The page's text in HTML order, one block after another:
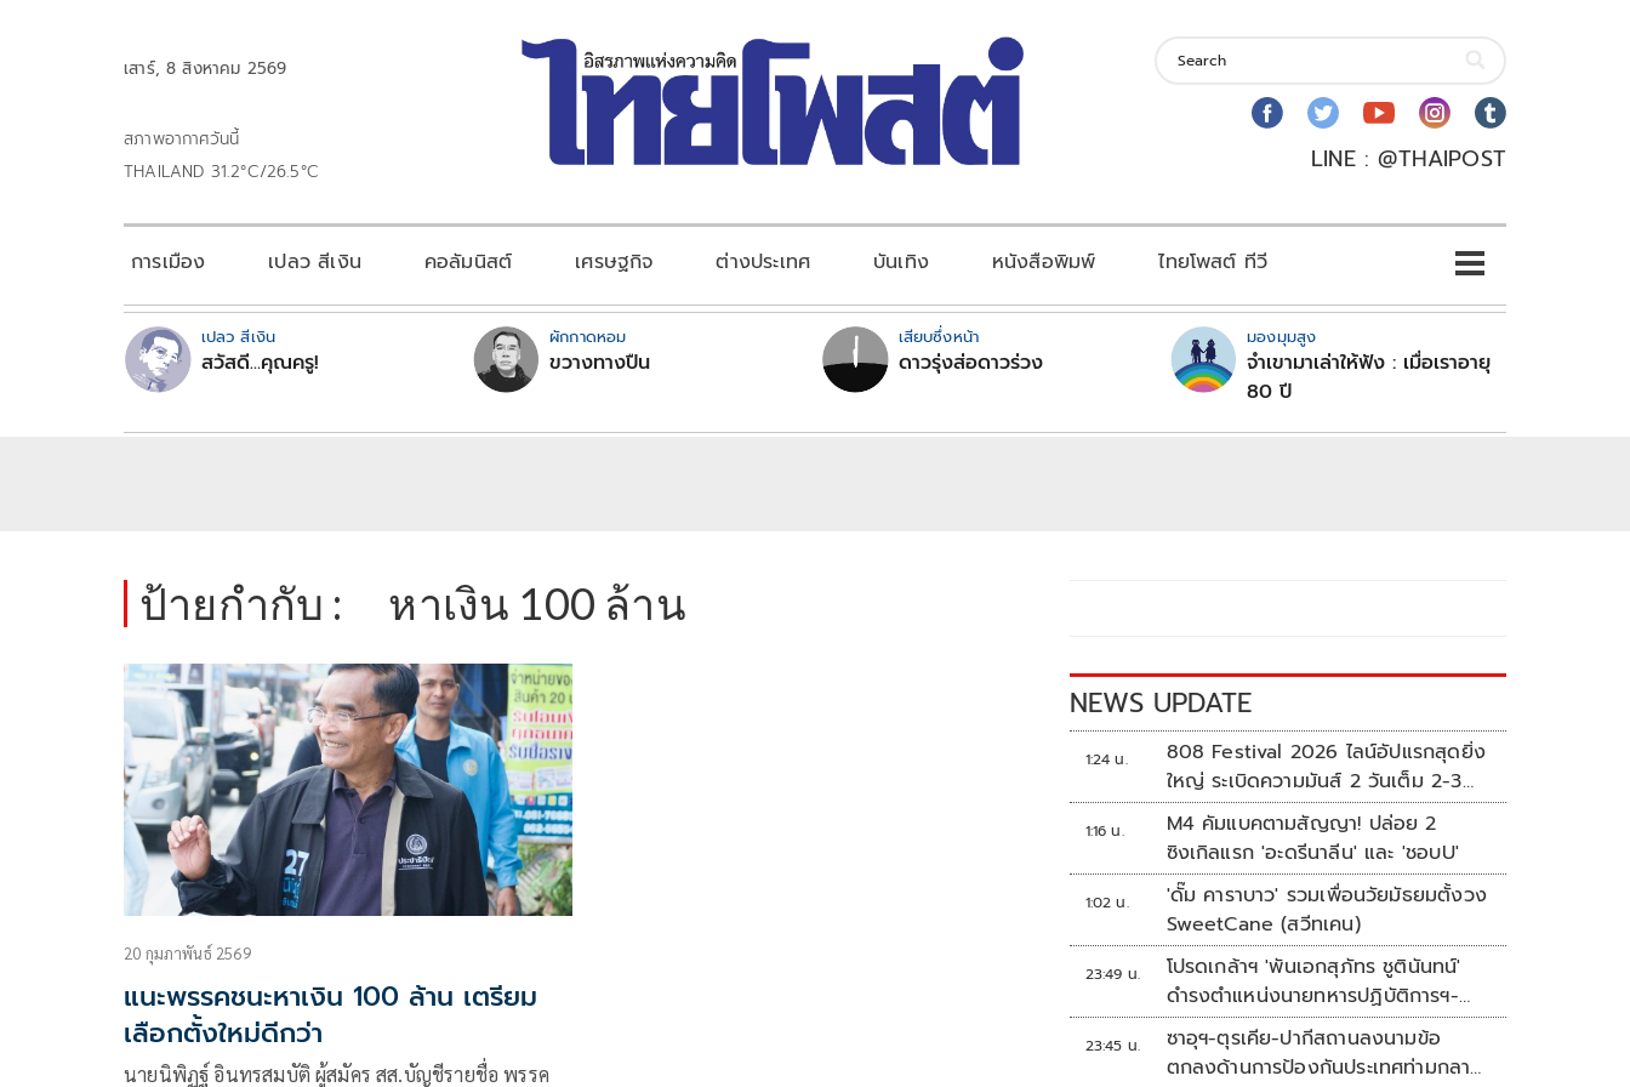
เสาร์, 8 สิงหาคม 2569
สภาพอากาศวันนี้
THAILAND 31.2°C/26.5°C
LINE : @THAIPOST
การเมือง เปลว สีเงิน คอลัมนิสต์ เศรษฐกิจ ต่างประเทศ บันเทิง หนังสือพิมพ์ ไทยโพสต์ ทีวี
เปลว สีเงิน
สวัสดี...คุณครู!
ผักกาดหอม
ขวางทางปืน
เสียบซึ่งหน้า
ดาวรุ่งส่อดาวร่วง
มองมุมสูง
จำเขามาเล่าให้ฟัง : เมื่อเราอายุ
80 ปี
ป้ายกำกับ : หาเงิน 100 ล้าน
20 กุมภาพันธ์ 2569
แนะพรรคชนะหาเงิน 100 ล้าน เตรียม
เลือกตั้งใหม่ดีกว่า
นายนิพิฏฐ์ อินทรสมบัติ ผู้สมัคร สส.บัญชีรายชื่อ พรรค
NEWS UPDATE
1:24 น.
808 Festival 2026 ไลน์อัปแรกสุดยิ่ง
ใหญ่ ระเบิดความมันส์ 2 วันเต็ม 2-3
ต.ค.นี้
1:16 น.
M4 คัมแบคตามสัญญา! ปล่อย 2
ซิงเกิลแรก 'อะดรีนาลีน' และ 'ชอบU'
1:02 น.
'ดั๊ม คาราบาว' รวมเพื่อนวัยมัธยมตั้งวง
SweetCane (สวีทเคน)
23:49 น.
โปรดเกล้าฯ 'พันเอกสุภัทร ชูตินันทน์'
ดำรงตำแหน่งนายทหารปฏิบัติการฯ-
พระราชทานยศ 'พลตรี'
23:45 น.
ซาอุฯ-ตุรเคีย-ปากีสถานลงนามข้อ
ตกลงด้านการป้องกันประเทศท่ามกลาง